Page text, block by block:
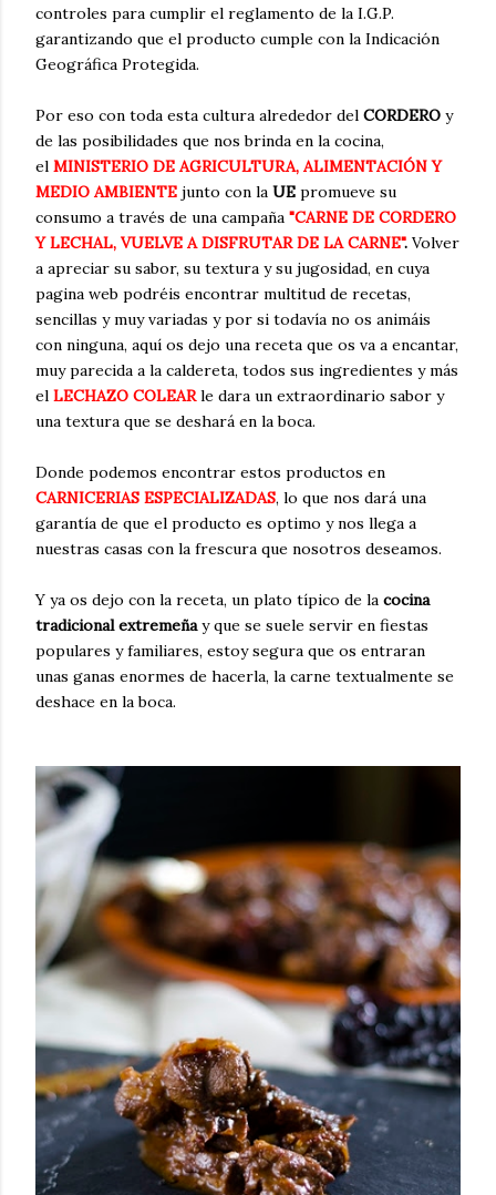
controles para cumplir el reglamento de la I.G.P.
garantizando que el producto cumple con la Indicación
Geográfica Protegida.
Por eso con toda esta cultura alrededor del CORDERO y
de las posibilidades que nos brinda en la cocina,
el MINISTERIO DE AGRICULTURA, ALIMENTACIÓN Y
MEDIO AMBIENTE junto con la UE promueve su
consumo a través de una campaña "CARNE DE CORDERO
Y LECHAL, VUELVE A DISFRUTAR DE LA CARNE". Volver
a apreciar su sabor, su textura y su jugosidad, en cuya
pagina web podréis encontrar multitud de recetas,
sencillas y muy variadas y por si todavía no os animáis
con ninguna, aquí os dejo una receta que os va a encantar,
muy parecida a la caldereta, todos sus ingredientes y más
el LECHAZO COLEARle dara un extraordinario sabor y
una textura que se deshará en la boca.
Donde podemos encontrar estos productos en
CARNICERIAS ESPECIALIZADAS, lo que nos dará una
garantía de que el producto es optimo y nos llega a
nuestras casas con la frescura que nosotros deseamos.
Y ya os dejo con la receta, un plato típico de la cocina
tradicional extremeñay que se suele servir en fiestas
populares y familiares, estoy segura que os entraran
unas ganas enormes de hacerla, la carne textualmente se
deshace en la boca.